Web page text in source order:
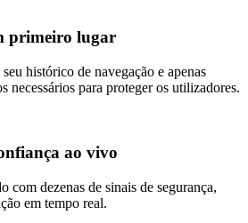
primeiro lugar
histórico de navegação e apenas
necessários para proteger os utilizadores.
ao vivo
com dezenas de sinais de segurança,
em tempo real.